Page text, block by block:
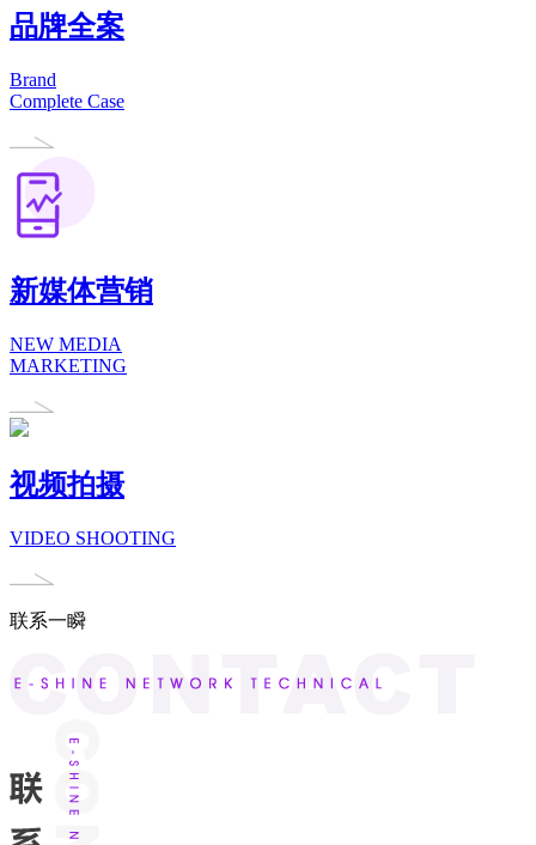
品牌全案
Brand
Complete Case
新媒体营销
NEW MEDIA
MARKETING
视频拍摄
VIDEO SHOOTING
联系一瞬